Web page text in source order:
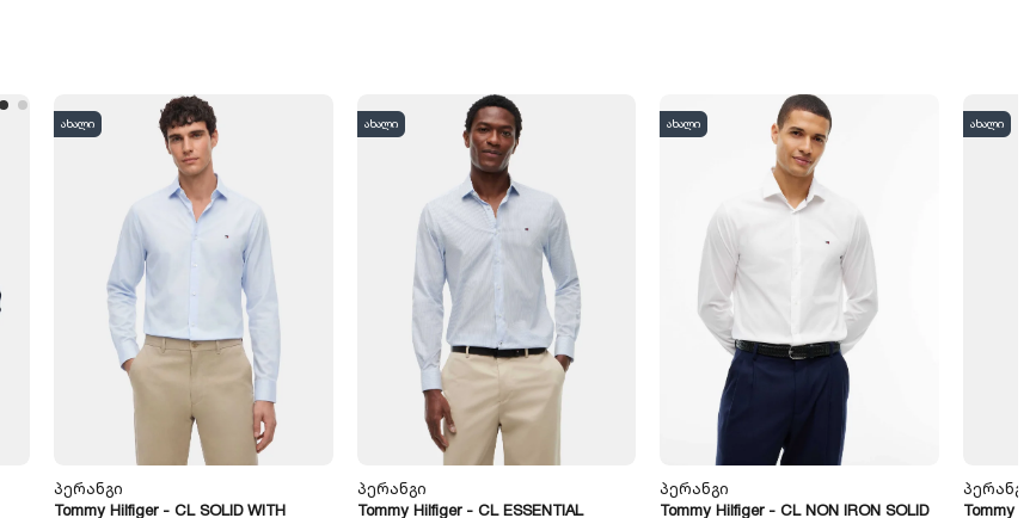
ახალი
Პერანგი
Tommy Hilfiger - CL SOLID WITH
ახალი
Პერანგი
Tommy Hilfiger - CL ESSENTIAL
ახალი
Პერანგი
Tommy Hilfiger - CL NON IRON SOLID
ახალი
Პერანგი
Tommy